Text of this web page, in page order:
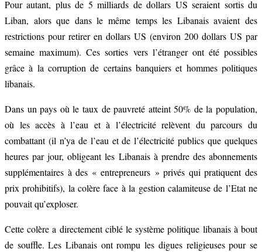
Pour autant, plus de 5 milliards de dollars US seraient sortis du
Liban, alors que dans le même temps les Libanais avaient des
restrictions pour retirer en dollars US (environ 200 dollars US par
semaine maximum). Ces sorties vers l’étranger ont été possibles
grâce à la corruption de certains banquiers et hommes politiques
libanais.
Dans un pays où le taux de pauvreté atteint 50% de la population,
où les accès à l’eau et à l’électricité relèvent du parcours du
combattant (il n’ya de l’eau et de l’électricité publics que quelques
heures par jour, obligeant les Libanais à prendre des abonnements
supplémentaires à des « entrepreneurs » privés qui pratiquent des
prix prohibitifs), la colère face à la gestion calamiteuse de l’Etat ne
pouvait qu’exploser.
Cette colère a directement ciblé le système politique libanais à bout
de souffle. Les Libanais ont rompu les digues religieuses pour se